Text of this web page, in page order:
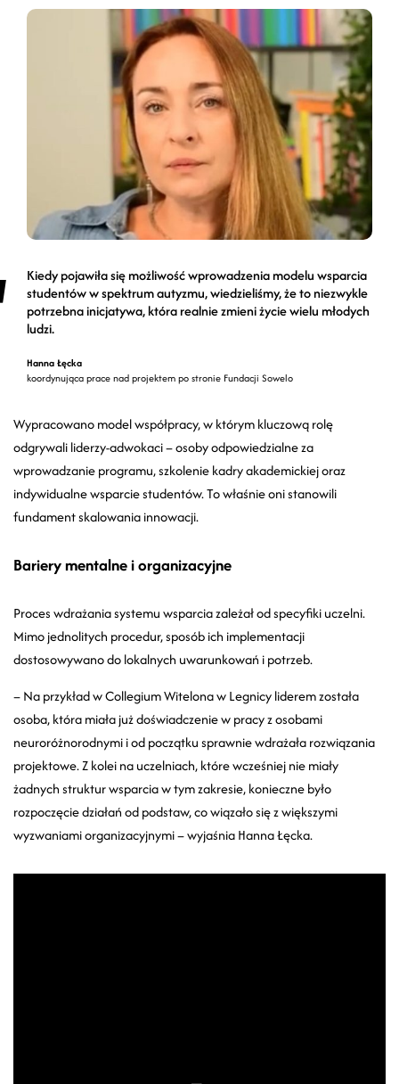
Kiedy pojawiła się możliwość wprowadzenia modelu wsparcia
studentów w spektrum autyzmu, wiedzieliśmy, że to niezwykle
potrzebna inicjatywa, która realnie zmieni życie wielu młodych
ludzi.
Hanna Łęcka
koordynująca prace nad projektem po stronie Fundacji Sowelo
Wypracowano model współpracy, w którym kluczową rolę
odgrywali liderzy-adwokaci – osoby odpowiedzialne za
wprowadzanie programu, szkolenie kadry akademickiej oraz
indywidualne wsparcie studentów. To właśnie oni stanowili
fundament skalowania innowacji.
Bariery mentalne i organizacyjne
Proces wdrażania systemu wsparcia zależał od specyfiki uczelni.
Mimo jednolitych procedur, sposób ich implementacji
dostosowywano do lokalnych uwarunkowań i potrzeb.
– Na przykład w Collegium Witelona w Legnicy liderem została
osoba, która miała już doświadczenie w pracy z osobami
neuroróżnorodnymi i od początku sprawnie wdrażała rozwiązania
projektowe. Z kolei na uczelniach, które wcześniej nie miały
żadnych struktur wsparcia w tym zakresie, konieczne było
rozpoczęcie działań od podstaw, co wiązało się z większymi
wyzwaniami organizacyjnymi – wyjaśnia Hanna Łęcka.